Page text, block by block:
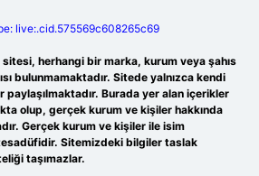
live:.cid.575569c608265c69
herhangi bir marka, kurum veya şahıs
bulunmamaktadır. Sitede yalnızca kendi
paylaşılmaktadır. Burada yer alan içerikler
olup, gerçek kurum ve kişiler hakkında
Gerçek kurum ve kişiler ile isim
Sitemizdeki bilgiler taslak
taşımazlar.